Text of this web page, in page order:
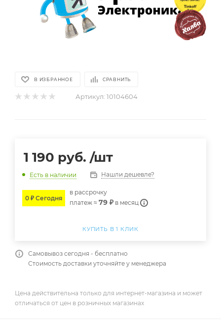
В ИЗБРАННОЕ СРАВНИТЬ
Артикул: 10104604
1 190 руб. /шт
Есть в наличии Нашли дешевле?
0 ₽ Сегодня
в расcрочку
платеж ≈ 79 ₽ в месяц
КУПИТЬ В 1 КЛИК
Самовывоз сегодня - бесплатно
Стоимость доставки уточняйте у менеджера
Цена действительна только для интернет-магазина и может
отличаться от цен в розничных магазинах